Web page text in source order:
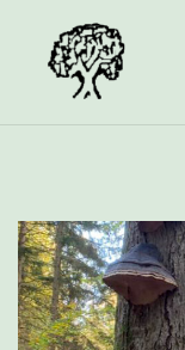
contenu